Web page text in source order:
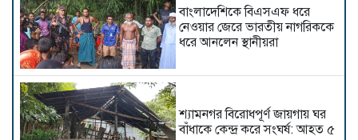
বাংলাদেশিকে বিএসএফ ধরে
নেওয়ার জেরে ভারতীয় নাগরিককে
ধরে আনলেন স্থানীয়রা
শ্যামনগর বিরোধপূর্ণ জায়গায় ঘর
বাঁধাকে কেন্দ্র করে সংঘর্ষ: আহত ৫